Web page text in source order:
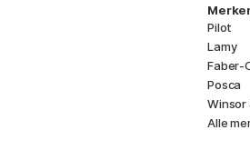
Pilot
Lamy
Faber-
Posca
Winsor
Alle